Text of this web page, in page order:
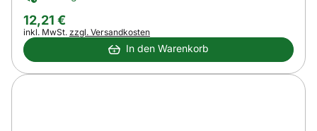
12,21 €
Steuerhinweis:
inkl. MwSt. zzgl. Versandkosten
In den Warenkorb